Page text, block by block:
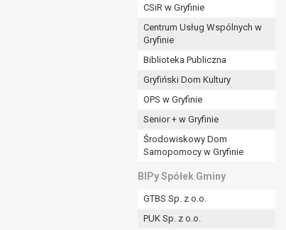
CSiR w Gryfinie
Centrum Usług Wspólnych w
Gryfinie
Biblioteka Publiczna
Gryfiński Dom Kultury
OPS w Gryfinie
Senior + w Gryfinie
Środowiskowy Dom
Samopomocy w Gryfinie
BIPy Spółek Gminy
GTBS Sp. z o.o.
PUK Sp. z o.o.
przez tą osobę,
prawną jest:
lub przez stronę trzecią.
tych danych osobowych, chyba że wykaże
dane dotyczą, lub podstaw do
1 lit a RODO), przysługuje Pani/Panu
zgody przed jej cofnięciem.
przez administratora.